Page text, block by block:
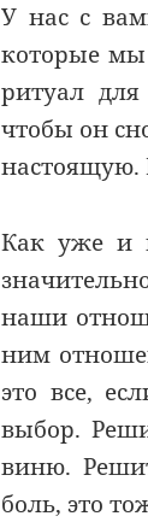
У нас с
которые мы
ритуал
чтобы он
Как уже и
наши
ним
это все,
выбор.
виню.
боль, это